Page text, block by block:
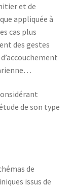
et de
appliquée à
cas plus
des gestes
de son type
de
issus de